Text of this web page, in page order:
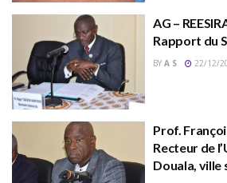
AG –
Rapport du
BY A S 22/12/
Prof.
Recteur de
Douala, ville